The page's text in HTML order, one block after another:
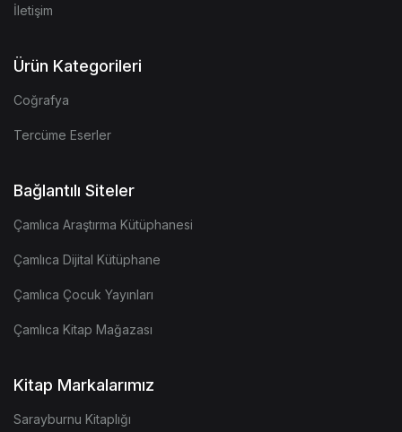
İletişim
Ürün Kategorileri
Coğrafya
Tercüme Eserler
Bağlantılı Siteler
Çamlıca Araştırma Kütüphanesi
Çamlıca Dijital Kütüphane
Çamlıca Çocuk Yayınları
Çamlıca Kitap Mağazası
Kitap Markalarımız
Sarayburnu Kitaplığı